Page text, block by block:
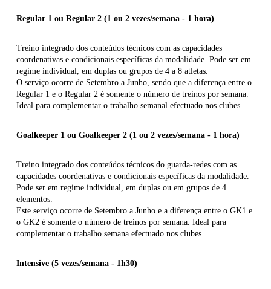
Regular 1 ou Regular 2 (1 ou 2 vezes/semana - 1 hora)
Treino integrado dos conteúdos técnicos com as capacidades
coordenativas e condicionais específicas da modalidade. Pode ser em
regime individual, em duplas ou grupos de 4 a 8 atletas.
O serviço ocorre de Setembro a Junho, sendo que a diferença entre o
Regular 1 e o Regular 2 é somente o número de treinos por semana.
Ideal para complementar o trabalho semanal efectuado nos clubes.
Goalkeeper 1 ou Goalkeeper 2 (1 ou 2 vezes/semana - 1 hora)
Treino integrado dos conteúdos técnicos do guarda-redes com as
capacidades coordenativas e condicionais específicas da modalidade.
Pode ser em regime individual, em duplas ou em grupos de 4
elementos.
Este serviço ocorre de Setembro a Junho e a diferença entre o GK1 e
o GK2 é somente o número de treinos por semana. Ideal para
complementar o trabalho semana efectuado nos clubes.
Intensive (5 vezes/semana - 1h30)